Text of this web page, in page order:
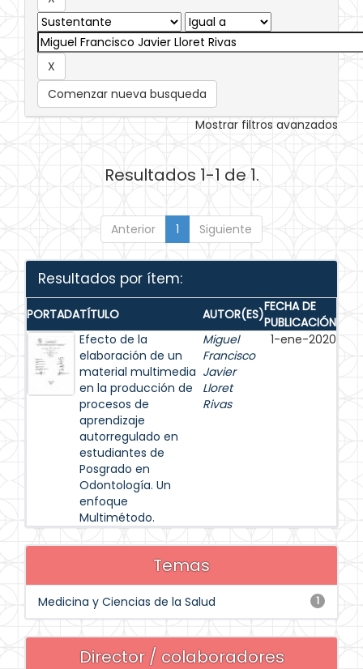
Comenzar nueva busqueda
Mostrar filtros avanzados
Resultados 1-1 de 1.
Anterior 1 Siguiente
Resultados por ítem:
PORTADATÍTULO AUTOR(ES)FECHA DE
PUBLICACIÓN
Efecto de la
elaboración de un
material multimedia
en la producción de
procesos de
aprendizaje
autorregulado en
estudiantes de
Posgrado en
Odontología. Un
enfoque
Multimétodo.
Miguel
Francisco
Javier
Lloret
Rivas
1-ene-2020
Temas
1
Medicina y Ciencias de la Salud
Director / colaboradores